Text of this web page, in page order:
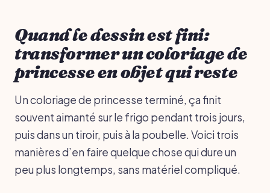
Quand le dessin est fini:
transformer un coloriage de
princesse en objet qui reste
Un coloriage de princesse terminé, ça finit
souvent aimanté sur le frigo pendant trois jours,
puis dans un tiroir, puis à la poubelle. Voici trois
manières d’en faire quelque chose qui dure un
peu plus longtemps, sans matériel compliqué.